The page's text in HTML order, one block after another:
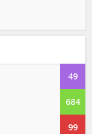
49
684
99